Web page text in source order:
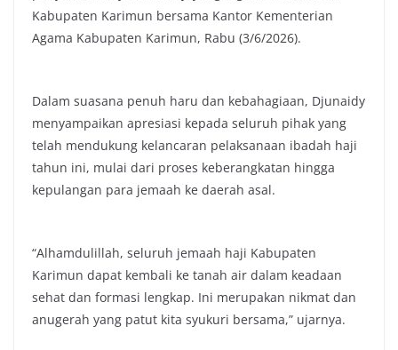
Kabupaten Karimun bersama Kantor Kementerian
Agama Kabupaten Karimun, Rabu (3/6/2026).
Dalam suasana penuh haru dan kebahagiaan, Djunaidy
menyampaikan apresiasi kepada seluruh pihak yang
telah mendukung kelancaran pelaksanaan ibadah haji
tahun ini, mulai dari proses keberangkatan hingga
kepulangan para jemaah ke daerah asal.
“Alhamdulillah, seluruh jemaah haji Kabupaten
Karimun dapat kembali ke tanah air dalam keadaan
sehat dan formasi lengkap. Ini merupakan nikmat dan
anugerah yang patut kita syukuri bersama,” ujarnya.